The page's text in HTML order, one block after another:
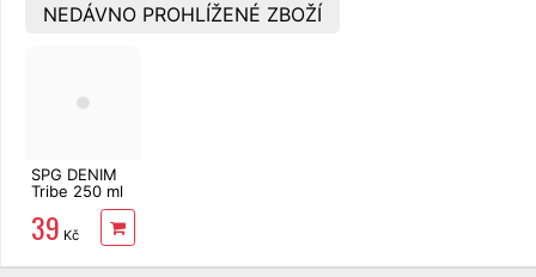
NEDÁVNO PROHLÍŽENÉ ZBOŽÍ
SPG DENIM
Tribe 250 ml
39 Kč